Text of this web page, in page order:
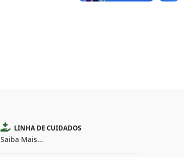
LINHA DE CUIDADOS
Saiba Mais...